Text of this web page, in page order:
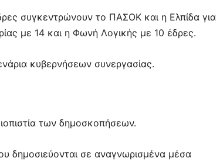
συγκεντρώνουν το ΠΑΣΟΚ και η Ελπίδα για
με 14 και η Φωνή Λογικής με 10 έδρες.
κυβερνήσεων συνεργασίας.
των δημοσκοπήσεων.
δημοσιεύονται σε αναγνωρισμένα μέσα